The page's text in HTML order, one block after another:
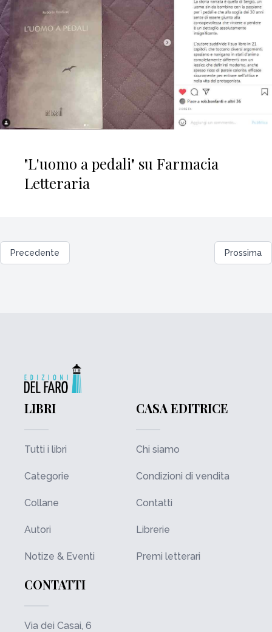
"L'uomo a pedali" su Farmacia
Letteraria
Precedente Prossima
LIBRI
Tutti i libri
Categorie
Collane
Autori
Notize & Eventi
CASA EDITRICE
Chi siamo
Condizioni di vendita
Contatti
Librerie
Premi letterari
CONTATTI
Via dei Casai, 6